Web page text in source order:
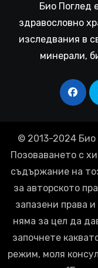
Био Поглед
здравословно
изследвания в
минерали,
© 2013-2024 Био
Позоваването с
съдържание на
за авторското
запазени права
няма за цел да
започнете
режим, моля